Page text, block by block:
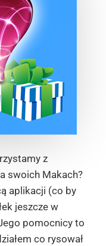
z
swoich Makach?
aplikacji (co by
jeszcze w
pomocnicy to
co rysował